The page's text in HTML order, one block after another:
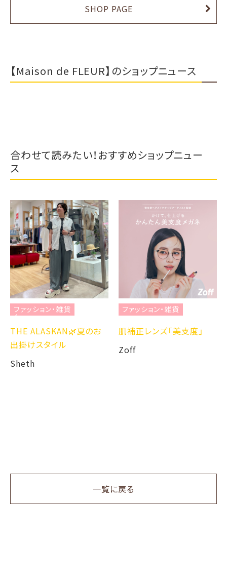
SHOP PAGE
【Maison de FLEUR】のショップニュース
合わせて読みたい！おすすめショップニュー
ス
ファッション・雑貨
THE ALASKAN🌿夏のお
出掛けスタイル
Sheth
ファッション・雑貨
肌補正レンズ「美支度」
Zoff
一覧に戻る